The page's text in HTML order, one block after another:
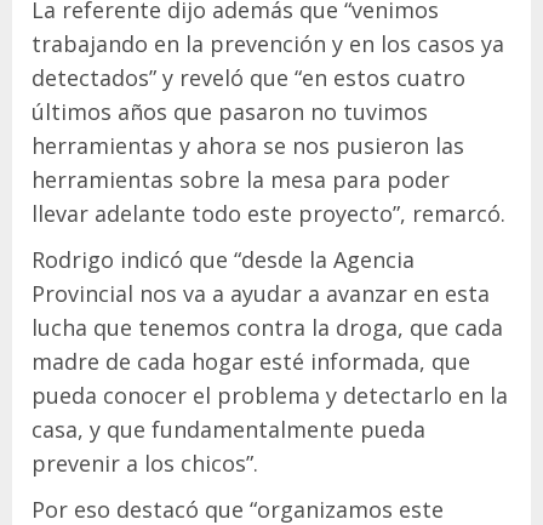
La referente dijo además que “venimos
trabajando en la prevención y en los casos ya
detectados” y reveló que “en estos cuatro
últimos años que pasaron no tuvimos
herramientas y ahora se nos pusieron las
herramientas sobre la mesa para poder
llevar adelante todo este proyecto”, remarcó.
Rodrigo indicó que “desde la Agencia
Provincial nos va a ayudar a avanzar en esta
lucha que tenemos contra la droga, que cada
madre de cada hogar esté informada, que
pueda conocer el problema y detectarlo en la
casa, y que fundamentalmente pueda
prevenir a los chicos”.
Por eso destacó que “organizamos este